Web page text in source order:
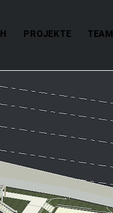
PROJEKTE TEAM